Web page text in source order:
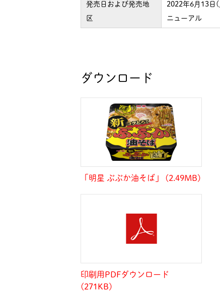
発売日および発売地
区
2022年6月13日
ニューアル
ダウンロード
「明星 ぶぶか油そば」 (2.49MB)
印刷用PDFダウンロード
(271KB)